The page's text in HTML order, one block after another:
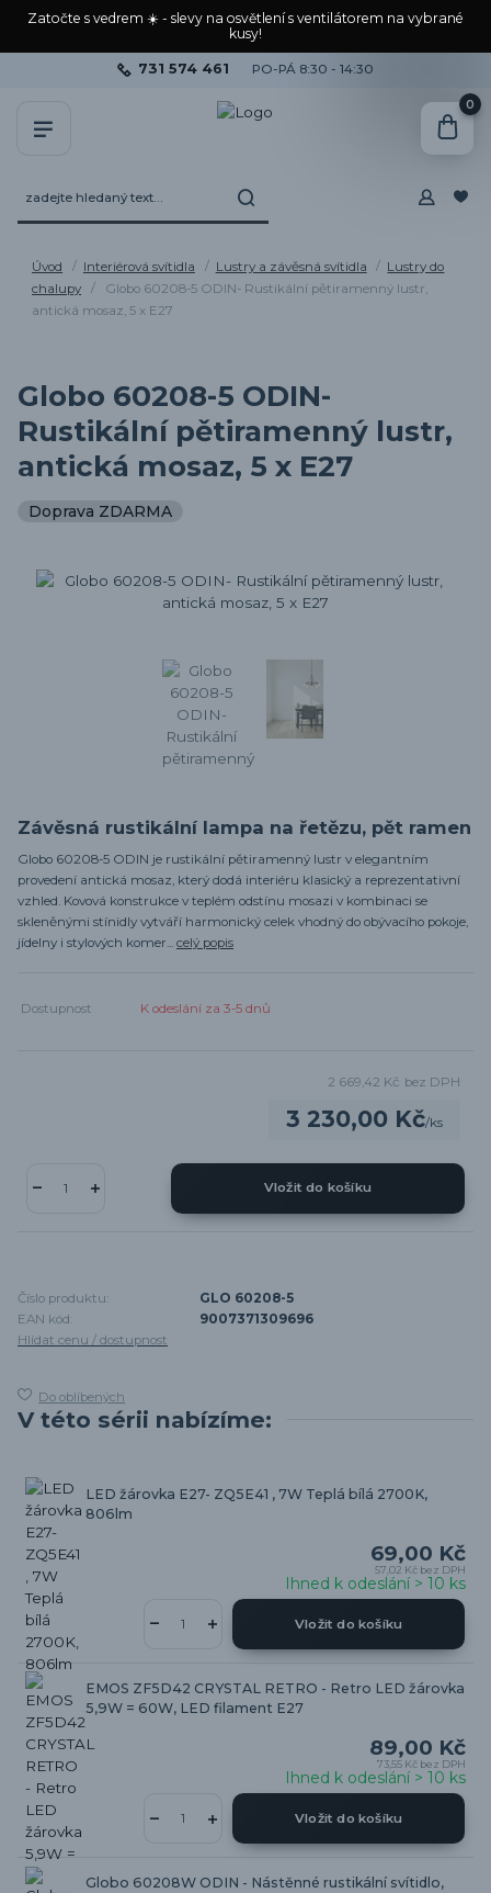
Zatočte s vedrem ☀️ - slevy na osvětlení s ventilátorem na vybrané
kusy!
731 574 461 PO-PÁ 8:30 - 14:30
0
Úvod Interiérová svítidla Lustry a závěsná svítidla
Lustry do
chalupy
Globo 60208-5 ODIN- Rustikální pětiramenný lustr,
antická mosaz, 5 x E27
Globo 60208-5 ODIN-
Rustikální pětiramenný lustr,
antická mosaz, 5 x E27
Doprava ZDARMA
Závěsná rustikální lampa na řetězu, pět ramen
Globo 60208-5 ODIN je rustikální pětiramenný lustr v elegantním
provedení antická mosaz, který dodá interiéru klasický a reprezentativní
vzhled. Kovová konstrukce v teplém odstínu mosazi v kombinaci se
skleněnými stínidly vytváří harmonický celek vhodný do obývacího pokoje,
jídelny i stylových komer... celý popis
Dostupnost K odeslání za 3-5 dnů
3 230,00 Kč/ks
2 669,42 Kč bez DPH
Vložit do košíku
Číslo produktu:
GLO 60208-5
EAN kód:
9007371309696
Hlídat cenu / dostupnost
Do oblíbených
V této sérii nabízíme:
LED žárovka E27- ZQ5E41 , 7W Teplá bílá 2700K,
806lm
69,00 Kč
57,02 Kč bez DPH
Ihned k odeslání > 10 ks
Vložit do košíku
EMOS ZF5D42 CRYSTAL RETRO - Retro LED žárovka
5,9W = 60W, LED filament E27
89,00 Kč
73,55 Kč bez DPH
Ihned k odeslání > 10 ks
Vložit do košíku
Globo 60208W ODIN - Nástěnné rustikální svítidlo,